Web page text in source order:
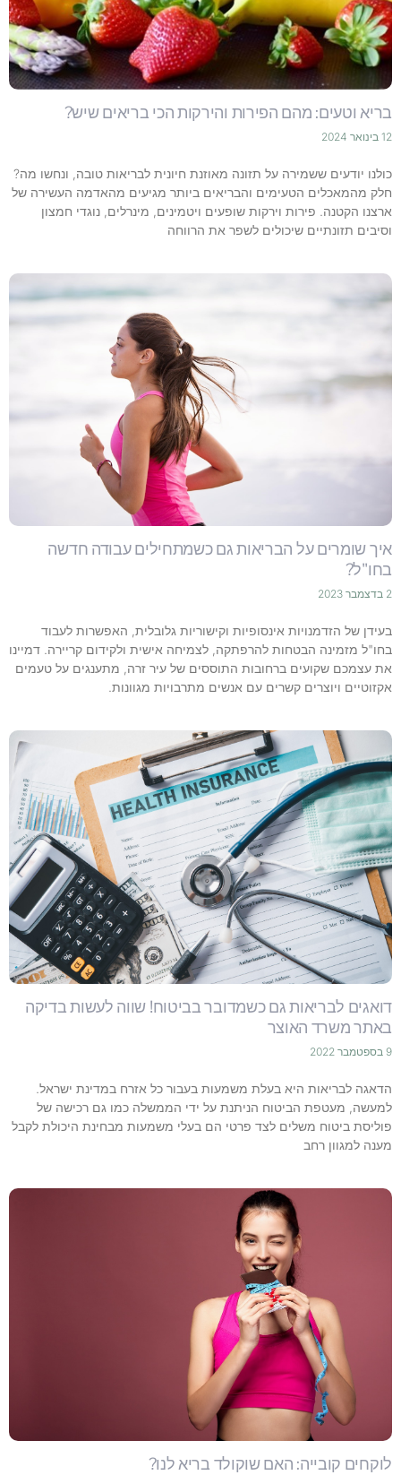
בריא וטעים: מהם הפירות והירקות הכי בריאים שיש?
12 בינואר 2024
כולנו יודעים ששמירה על תזונה מאוזנת חיונית לבריאות טובה, ונחשו מה?
חלק מהמאכלים הטעימים והבריאים ביותר מגיעים מהאדמה העשירה של
ארצנו הקטנה. פירות וירקות שופעים ויטמינים, מינרלים, נוגדי חמצון
וסיבים תזונתיים שיכולים לשפר את הרווחה
איך שומרים על הבריאות גם כשמתחילים עבודה חדשה
בחו"ל?
2 בדצמבר 2023
בעידן של הזדמנויות אינסופיות וקישוריות גלובלית, האפשרות לעבוד
בחו"ל מזמינה הבטחות להרפתקה, לצמיחה אישית ולקידום קריירה. דמיינו
את עצמכם שקועים ברחובות התוססים של עיר זרה, מתענגים על טעמים
אקזוטיים ויוצרים קשרים עם אנשים מתרבויות מגוונות.
דואגים לבריאות גם כשמדובר בביטוח! שווה לעשות בדיקה
באתר משרד האוצר
9 בספטמבר 2022
הדאגה לבריאות היא בעלת משמעות בעבור כל אזרח במדינת ישראל.
למעשה, מעטפת הביטוח הניתנת על ידי הממשלה כמו גם רכישה של
פוליסת ביטוח משלים לצד פרטי הם בעלי משמעות מבחינת היכולת לקבל
מענה למגוון רחב
לוקחים קובייה: האם שוקולד בריא לנו?